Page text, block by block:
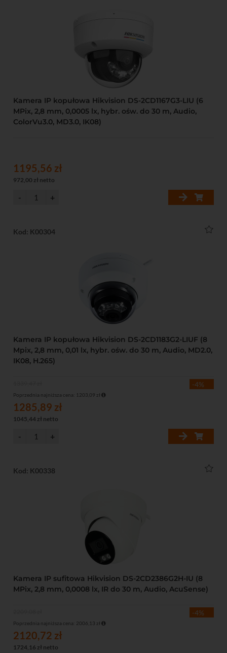
Kamera IP kopułowa Hikvision DS-2CD1167G3-LIU (6
MPix, 2,8 mm, 0,0005 lx, hybr. ośw. do 30 m, Audio,
ColorVu3.0, MD3.0, IK08)
1195,56 zł
972,00 zł netto
Kod: K00304
Kamera IP kopułowa Hikvision DS-2CD1183G2-LIUF (8
Mpix, 2,8 mm, 0,01 lx, hybr. ośw. do 30 m, Audio, MD2.0,
IK08, H.265)
-4%
Poprzednia najniższa cena: 1203,09 zł
1285,89 zł
1045,44 zł netto
Kod: K00338
Kamera IP sufitowa Hikvision DS-2CD2386G2H-IU (8
MPix, 2,8 mm, 0,0008 lx, IR do 30 m, Audio, AcuSense)
-4%
Poprzednia najniższa cena: 2006,13 zł
2120,72 zł
1724,16 zł netto